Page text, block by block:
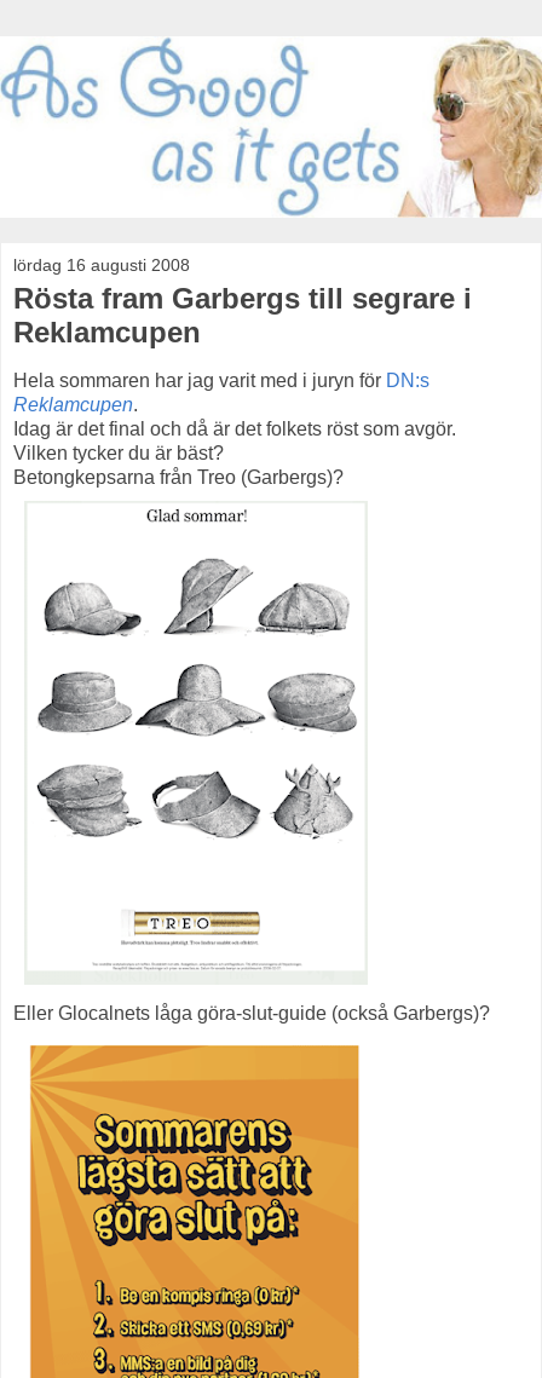
lördag 16 augusti 2008
Rösta fram Garbergs till segrare i
Reklamcupen
Hela sommaren har jag varit med i juryn för DN:s
Reklamcupen.
Idag är det final och då är det folkets röst som avgör.
Vilken tycker du är bäst?
Betongkepsarna från Treo (Garbergs)?
Eller Glocalnets låga göra-slut-guide (också Garbergs)?